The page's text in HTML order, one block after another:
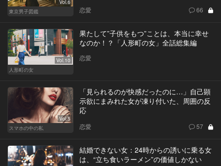
Vol.6
東京男子図鑑
恋愛 66
Vol.10
人形町の女
果たして”子供をもつ”ことは、本当に幸せ
なのか！？「人形町の女」全話総集編
恋愛
Vol.5
スマホの中の私
「見られるのが快感だったのに…」自己顕
示欲にまみれた女が凍り付いた、周囲の反
応
恋愛 57
結婚できない女：24時からの誘いに乗る女
は、“立ち食いラーメン”の価値しかない